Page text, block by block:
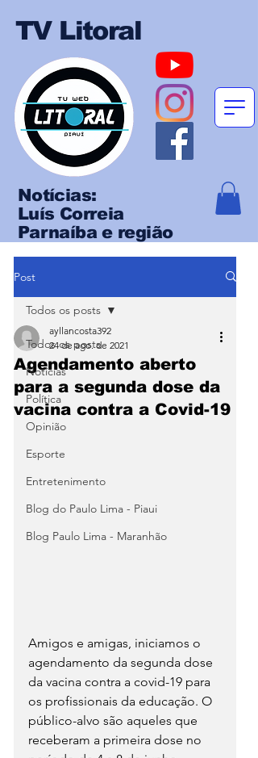
TV Litoral
Notícias:
Luís Correia
Parnaíba e região
Post
Todos os posts
Notícias
Política
Opinião
Esporte
Entretenimento
Blog do Paulo Lima - Piaui
Blog Paulo Lima - Maranhão
Todos os posts
Agendamento aberto
para a segunda dose da
vacina contra a Covid-19
ayllancosta392
24 de ago. de 2021
Amigos e amigas, iniciamos o
agendamento da segunda dose
da vacina contra a covid-19 para
os profissionais da educação. O
público-alvo são aqueles que
receberam a primeira dose no